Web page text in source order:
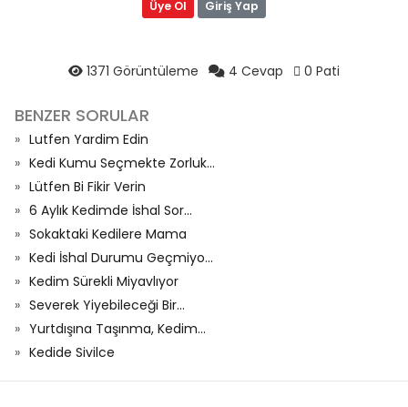
Üye Ol Giriş Yap
1371 Görüntüleme 4 Cevap 0 Pati
BENZER SORULAR
Lutfen Yardim Edin
Kedi Kumu Seçmekte Zorluk...
Lütfen Bi Fikir Verin
6 Aylık Kedimde İshal Sor...
Sokaktaki Kedilere Mama
Kedi İshal Durumu Geçmiyo...
Kedim Sürekli Miyavlıyor
Severek Yiyebileceği Bir...
Yurtdışına Taşınma, Kedim...
Kedide Sivilce